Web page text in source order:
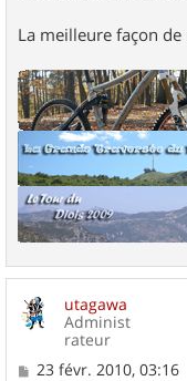
La meilleure façon
utagawa
Administ
rateur
M
23 févr. 2010, 03:16